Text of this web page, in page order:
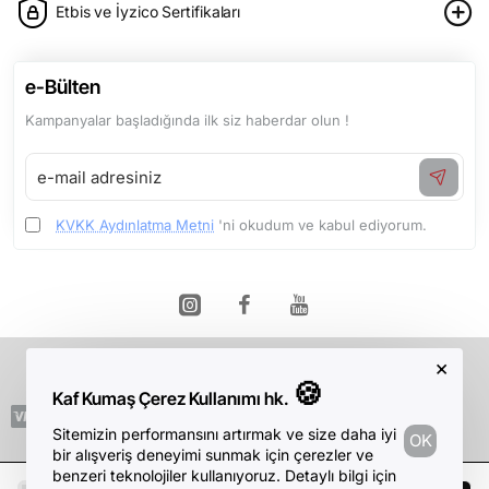
Kaf Kumaş Çerez Kullanımı hk. 🍪
Sitemizin performansını artırmak ve size daha iyi
bir alışveriş deneyimi sunmak için çerezler ve
benzeri teknolojiler kullanıyoruz. Detaylı bilgi için
×
OK
Etbis ve İyzico Sertifikaları
e-Bülten
Kampanyalar başladığında ilk siz haberdar olun !
e-
mail
adresiniz
KVKK Aydınlatma Metni 'ni okudum ve kabul ediyorum.